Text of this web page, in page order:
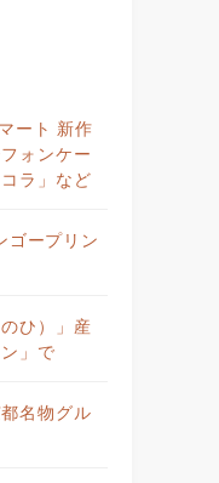
ート 新作
ォンケー
ラ」など
ゴープリン
ひ）」産
」で
名物グル